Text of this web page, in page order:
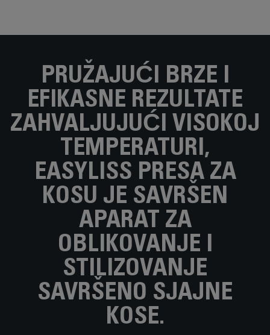
PRUŽAJUĆI BRZE I
EFIKASNE REZULTATE
ZAHVALJUJUĆI VISOKOJ
TEMPERATURI,
EASYLISS PRESA ZA
KOSU JE SAVRŠEN
APARAT ZA
OBLIKOVANJE I
STILIZOVANJE
SAVRŠENO SJAJNE
KOSE.